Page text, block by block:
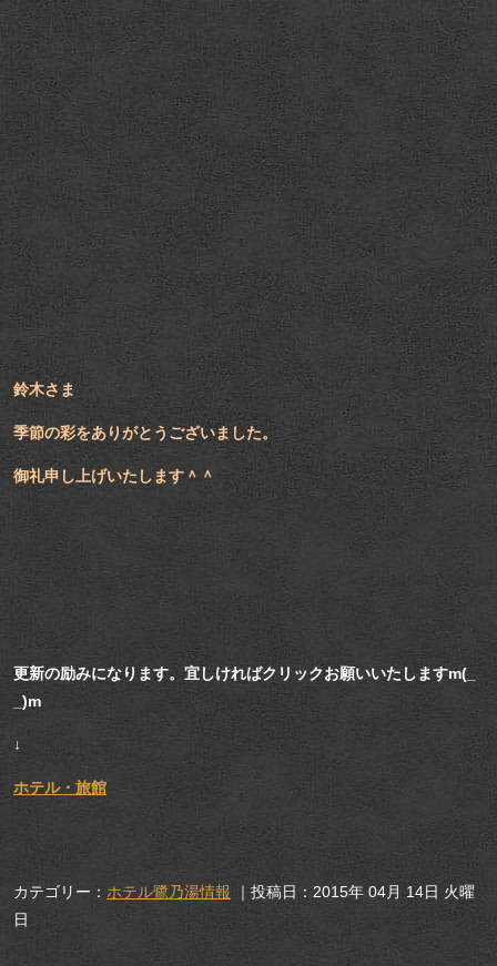
鈴木さま
季節の彩をありがとうございました。
御礼申し上げいたします＾＾
更新の励みになります。宜しければクリックお願いいたしますm(_
_)m
↓
ホテル・旅館
カテゴリー： ホテル鷺乃湯情報 ｜投稿日：2015年 04月 14日 火曜
日